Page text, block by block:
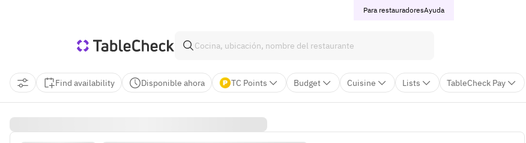
Para restauradoresAyuda
Find availability Disponible ahora TC Points Budget Cuisine Lists TableCheck Pay